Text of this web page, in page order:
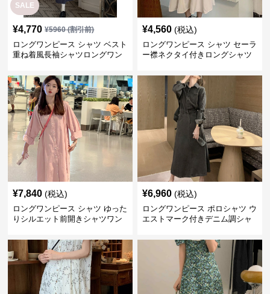
SALE
¥4,770 ¥5960(割引前)
ロングワンピース シャツ ベスト
重ね着風長袖シャツロングワン
¥4,560 (税込)
ロングワンピース シャツ セーラ
ー襟ネクタイ付きロングシャツ
¥7,840 (税込)
ロングワンピース シャツ ゆった
りシルエット前開きシャツワン
¥6,960 (税込)
ロングワンピース ポロシャツ ウ
エストマーク付きデニム調シャ